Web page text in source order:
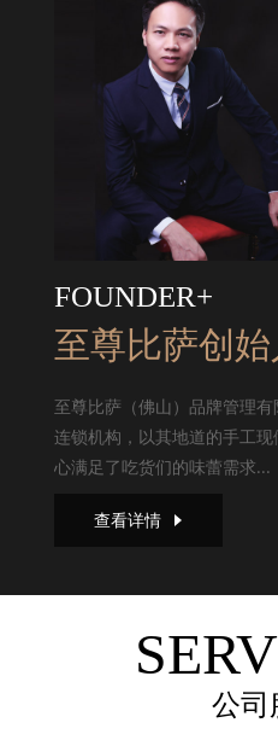
FOUNDER+
至尊比萨创始
至尊比萨（佛山）品牌管理
连锁机构，以其地道的手工
心满足了吃货们的味蕾需求...
查看详情
公司